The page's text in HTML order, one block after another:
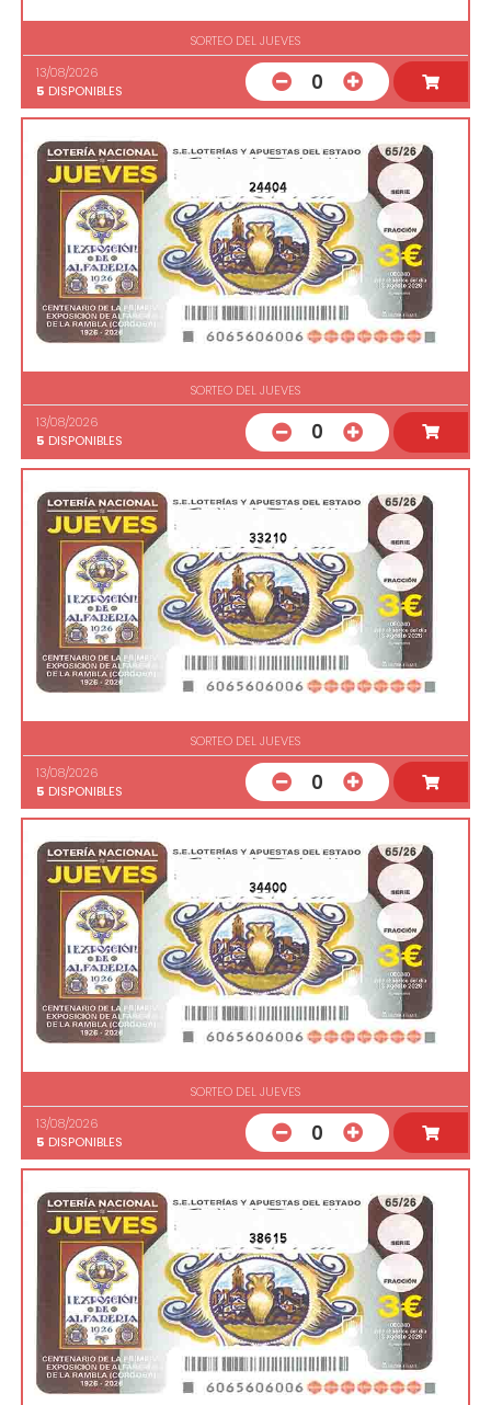
SORTEO DEL JUEVES
13/08/2026
5 DISPONIBLES 0
24404
SORTEO DEL JUEVES
13/08/2026
5 DISPONIBLES 0
33210
SORTEO DEL JUEVES
13/08/2026
5 DISPONIBLES 0
34400
SORTEO DEL JUEVES
13/08/2026
5 DISPONIBLES 0
38615